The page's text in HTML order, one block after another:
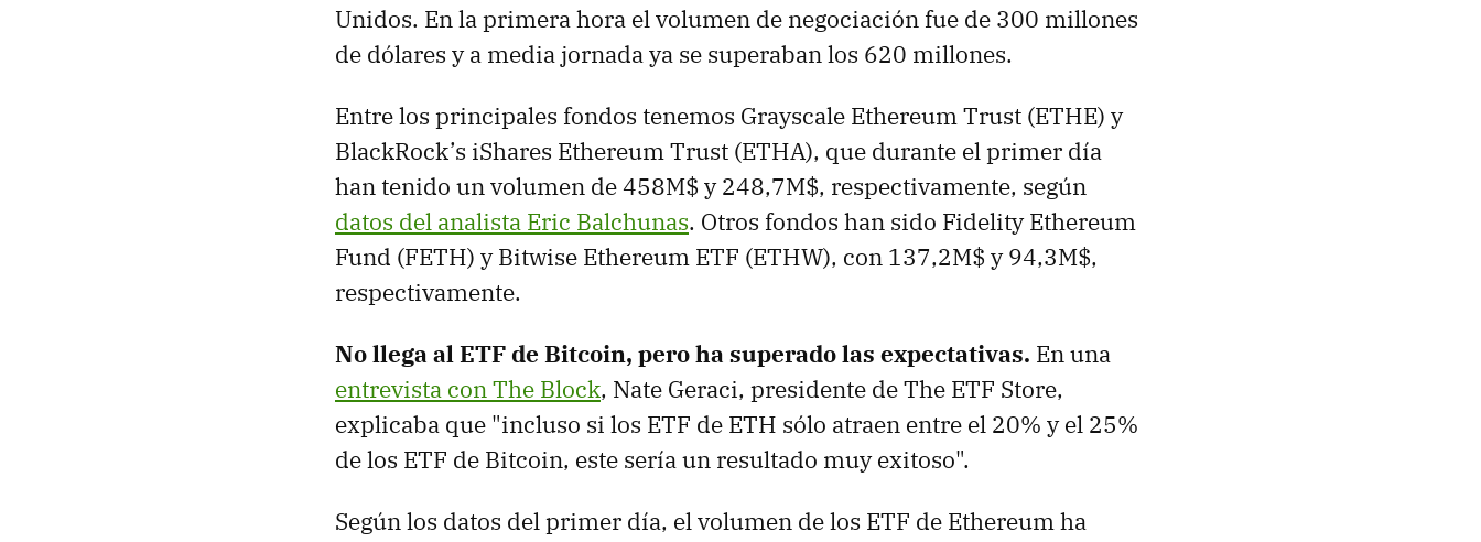
Unidos. En la primera hora el volumen de negociación fue de 300 millones
de dólares y a media jornada ya se superaban los 620 millones.
Entre los principales fondos tenemos Grayscale Ethereum Trust (ETHE) y
BlackRock’s iShares Ethereum Trust (ETHA), que durante el primer día
han tenido un volumen de 458M$ y 248,7M$, respectivamente, según
datos del analista Eric Balchunas. Otros fondos han sido Fidelity Ethereum
Fund (FETH) y Bitwise Ethereum ETF (ETHW), con 137,2M$ y 94,3M$,
respectivamente.
No llega al ETF de Bitcoin, pero ha superado las expectativas. En una
entrevista con The Block, Nate Geraci, presidente de The ETF Store,
explicaba que "incluso si los ETF de ETH sólo atraen entre el 20% y el 25%
de los ETF de Bitcoin, este sería un resultado muy exitoso".
Según los datos del primer día, el volumen de los ETF de Ethereum ha